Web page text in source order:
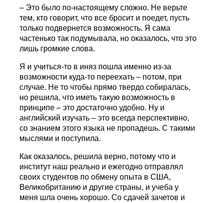
– Это было по-настоящему сложно. Не верьте
тем, кто говорит, что все бросит и поедет, пусть
только подвернется возможность. Я сама
частенько так подумывала, но оказалось, что это
лишь громкие слова.
Я и учиться-то в иняз пошла именно из-за
возможности куда-то переехать – потом, при
случае. Не то чтобы прямо твердо собиралась,
но решила, что иметь такую возможность в
принципе – это достаточно удобно. Ну и
английский изучать – это всегда перспективно,
со знанием этого языка не пропадешь. С такими
мыслями и поступила.
Как оказалось, решила верно, потому что и
институт наш реально и ежегодно отправлял
своих студентов по обмену опыта в США,
Великобританию и другие страны, и учеба у
меня шла очень хорошо. Со сдачей зачетов и